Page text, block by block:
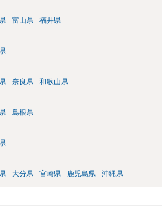
富山県 福井県
奈良県 和歌山県
島根県
大分県 宮崎県 鹿児島県 沖縄県